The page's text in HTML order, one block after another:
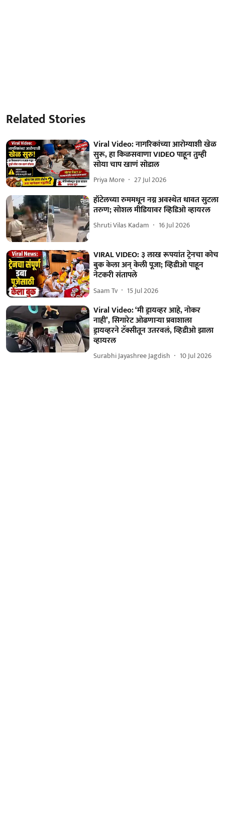
Related Stories
Viral Video: नागरिकांच्या आरोग्याशी खेळ
सुरू, हा किळसवाणा VIDEO पाहून तुम्ही
सोया चाप खाणं सोडाल
Priya More 27 Jul 2026
हॉटेलच्या रुममधून नग्न अवस्थेत धावत सुटला
तरुण; सोशल मीडियावर व्हिडिओ व्हायरल
Shruti Vilas Kadam 16 Jul 2026
VIRAL VIDEO: ३ लाख रूपयांत ट्रेनचा कोच
बुक केला अन् केली पूजा; व्हिडीओ पाहून
नेटकरी संतापले
Saam Tv 15 Jul 2026
Viral Video: ‘मी ड्रायव्हर आहे, नोकर
नाही’, सिगारेट ओढणाऱ्या प्रवाशाला
ड्रायव्हरने टॅक्सीतून उतरवलं, व्हिडीओ झाला
व्हायरल
Surabhi Jayashree Jagdish 10 Jul 2026